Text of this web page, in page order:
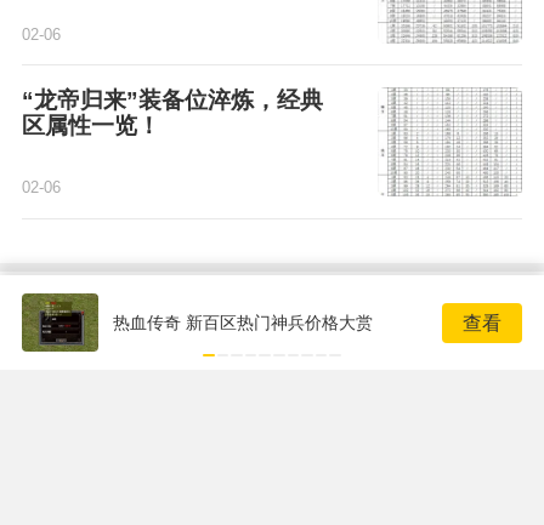
02-06
“龙帝归来”装备位淬炼，经典
区属性一览！
02-06
0条评论
评论赢取激活码/周边等奖励！加群了解详情224611913
热血传奇 新百区热门神兵价格大赏 查看